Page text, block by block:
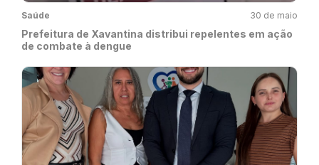
Saúde 30 de maio
Prefeitura de Xavantina distribui repelentes em ação
de combate à dengue